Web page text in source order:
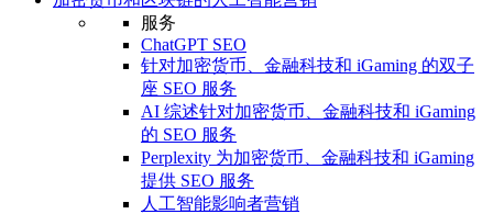
服务
ChatGPT SEO
针对加密货币、金融科技和 iGaming 的双子
座 SEO 服务
AI 综述针对加密货币、金融科技和 iGaming
的 SEO 服务
Perplexity 为加密货币、金融科技和 iGaming
提供 SEO 服务
人工智能影响者营销